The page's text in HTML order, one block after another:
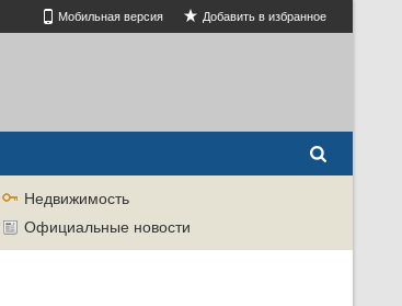
Мобильная версия Добавить в избранное
Недвижимость
Официальные новости